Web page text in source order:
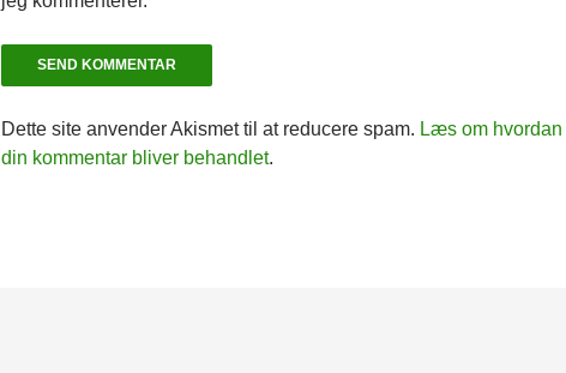
Dette site anvender Akismet til at reducere spam. Læs om hvordan
din kommentar bliver behandlet.